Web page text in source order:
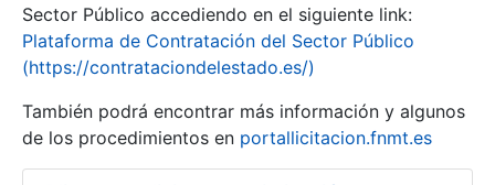
Sector Público accediendo en el siguiente link:
Plataforma de Contratación del Sector Público
(https://contrataciondelestado.es/)
También podrá encontrar más información y algunos
de los procedimientos en portallicitacion.fnmt.es